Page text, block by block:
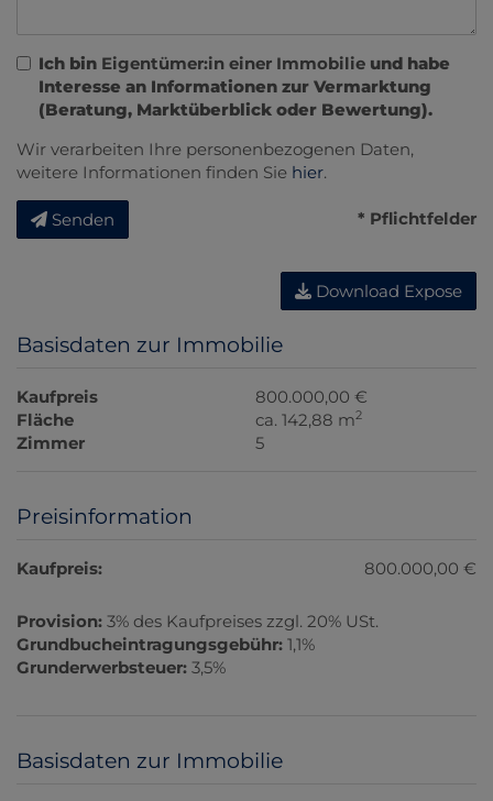
Ich bin Eigentümer:in einer Immobilie und habe
Interesse an Informationen zur Vermarktung
(Beratung, Marktüberblick oder Bewertung).
Wir verarbeiten Ihre personenbezogenen Daten,
weitere Informationen finden Sie hier.
Senden * Pflichtfelder
Download Expose
Basisdaten zur Immobilie
Kaufpreis
800.000,00 €
Fläche
ca. 142,88 m2
Zimmer 5
Preisinformation
Kaufpreis: 800.000,00 €
Provision: 3% des Kaufpreises zzgl. 20% USt.
Grundbucheintragungsgebühr: 1,1%
Grunderwerbsteuer: 3,5%
Basisdaten zur Immobilie